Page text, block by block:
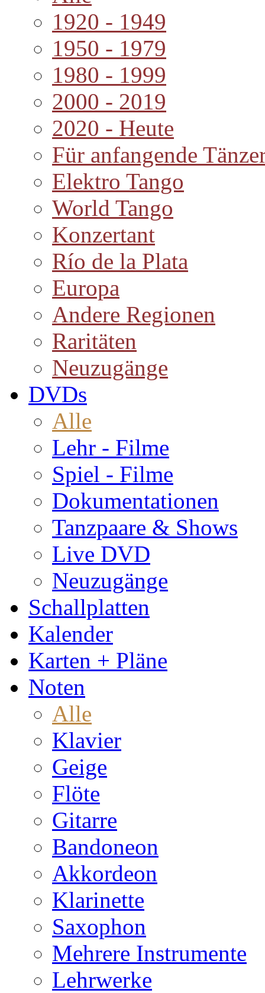
1920 - 1949
1950 - 1979
1980 - 1999
2000 - 2019
2020 - Heute
Für anfangende
Elektro Tango
World Tango
Konzertant
Río de la Plata
Europa
Andere Regionen
Raritäten
Neuzugänge
DVDs
Alle
Lehr - Filme
Spiel - Filme
Dokumentationen
Tanzpaare & Shows
Live DVD
Neuzugänge
Schallplatten
Kalender
Karten + Pläne
Noten
Alle
Klavier
Geige
Flöte
Gitarre
Bandoneon
Akkordeon
Klarinette
Saxophon
Mehrere Instrumente
Lehrwerke